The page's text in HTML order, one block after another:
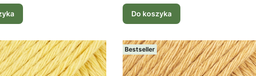
Do koszyka
Bestseller